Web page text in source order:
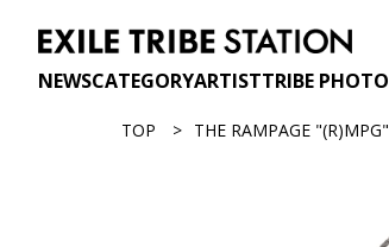
NEWSCATEGORYARTISTTRIBE PHOTO
TOP THE RAMPAGE "(R)MPG"